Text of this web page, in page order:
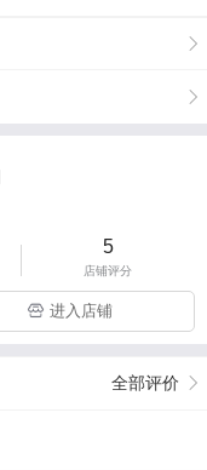
5
店铺评分
进入店铺
全部评价